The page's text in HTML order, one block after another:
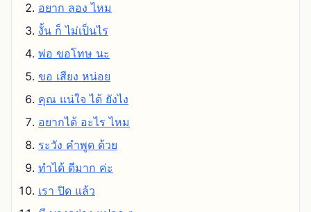
อยาก ลอง ไหม
งั้น ก็ ไม่เป็นไร
พ่อ ขอโทษ นะ
ขอ เสียง หน่อย
คุณ แน่ใจ ได้ ยังไง
อยากได้ อะไร ไหม
ระวัง คําพูด ด้วย
ทําได้ ดีมาก ค่ะ
เรา ปิด แล้ว